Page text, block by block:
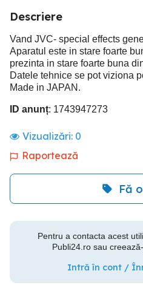
Descriere
Vand JVC- special effects
Aparatul este in stare foarte
prezinta in stare foarte buna
Datele tehnice se pot viziona
Made in JAPAN.
ID anunț: 1743947273
Vizualizări: 0
Raportează
Fă
Pentru a contacta acest
Publi24.ro sau
Intră în cont /